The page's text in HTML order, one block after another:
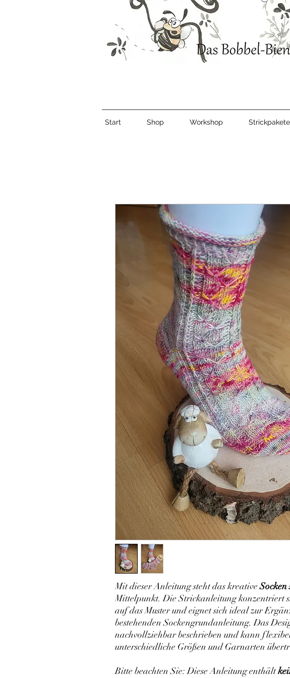
Start Shop Workshop Strickpakete
Mit dieser Anleitung steht das kreativeSocken
Mittelpunkt. Die Strickanleitung konzentriert
auf das Muster und eignet sich ideal zur
bestehenden Sockengrundanleitung. Das
nachvollziehbar beschrieben und kann
unterschiedliche Größen und Garnarten
Bitte beachten Sie: Diese Anleitung enthält